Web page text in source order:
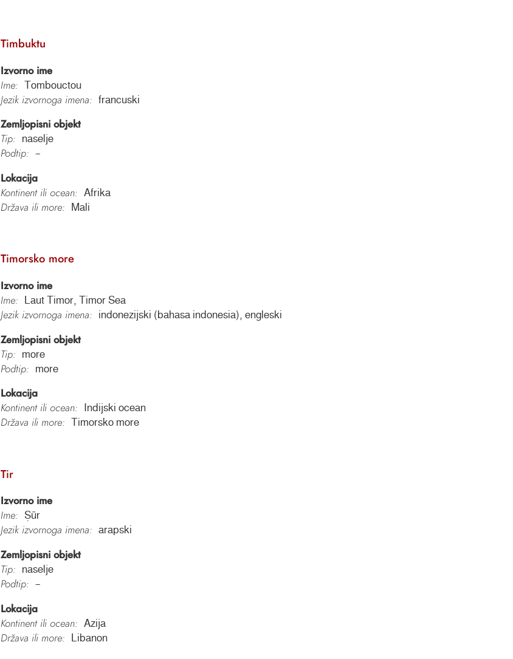
Timbuktu
Izvorno ime
Ime:
Tombouctou
Jezik izvornoga imena: francuski
Zemljopisni objekt
Tip:
naselje
Podtip: –
Lokacija
Kontinent ili ocean:
Afrika
Država ili more: Mali
Timorsko more
Izvorno ime
Ime:
Laut Timor, Timor Sea
Jezik izvornoga imena: indonezijski (bahasa indonesia), engleski
Zemljopisni objekt
Tip:
more
Podtip: more
Lokacija
Kontinent ili ocean:
Indijski ocean
Država ili more: Timorsko more
Tir
Izvorno ime
Ime:
Ṣūr
Jezik izvornoga imena: arapski
Zemljopisni objekt
Tip:
naselje
Podtip: –
Lokacija
Kontinent ili ocean:
Azija
Država ili more: Libanon